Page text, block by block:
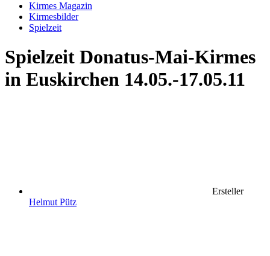
Kirmes Magazin
Kirmesbilder
Spielzeit
Spielzeit Donatus-Mai-Kirmes
in Euskirchen 14.05.-17.05.11
Ersteller
Helmut Pütz